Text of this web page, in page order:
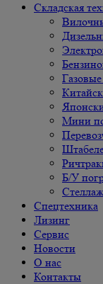
Складская
Мини
Б/У
Спецтехника
Лизинг
Сервис
Новости
О нас
Контакты